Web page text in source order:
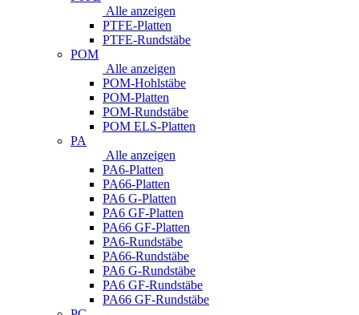
Alle anzeigen
PTFE-Platten
PTFE-Rundstäbe
POM
Alle anzeigen
POM-Hohlstäbe
POM-Platten
POM-Rundstäbe
POM ELS-Platten
PA
Alle anzeigen
PA6-Platten
PA66-Platten
PA6 G-Platten
PA6 GF-Platten
PA66 GF-Platten
PA6-Rundstäbe
PA66-Rundstäbe
PA6 G-Rundstäbe
PA6 GF-Rundstäbe
PA66 GF-Rundstäbe